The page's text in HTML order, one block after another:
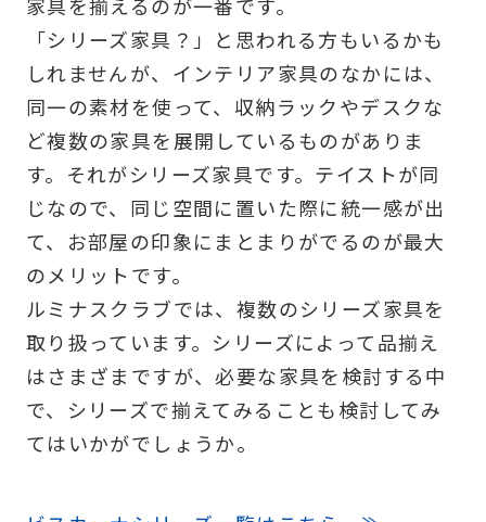
「シリーズ家具？」と思われる方もいるかも
しれませんが、インテリア家具のなかには、
同一の素材を使って、収納ラックやデスクな
ど複数の家具を展開しているものがありま
す。それがシリーズ家具です。テイストが同
じなので、同じ空間に置いた際に統一感が出
て、お部屋の印象にまとまりがでるのが最大
のメリットです。
ルミナスクラブでは、複数のシリーズ家具を
取り扱っています。シリーズによって品揃え
はさまざまですが、必要な家具を検討する中
で、シリーズで揃えてみることも検討してみ
てはいかがでしょうか。